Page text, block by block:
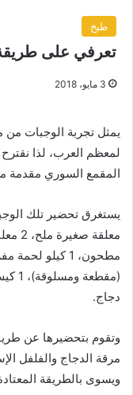
طبخ
تعرفي على
3 مايو، 2018
يمثل تجربة الوجبات
لمعظم العرب، لذا
المقمع السوري مقدمة
دجاج.
وتقوم بتحضيرها عن
مرقة الدجاج والفلفل
ويسوى بالطريقة